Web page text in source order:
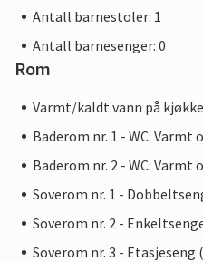
Antall barnestoler: 1
Antall barnesenger: 0
Rom
Varmt/kaldt vann på
Baderom nr. 1 - WC: Varmt
Baderom nr. 2 - WC: Varmt
Soverom nr. 1 -
Soverom nr. 2 -
Soverom nr. 3 - Etasjeseng